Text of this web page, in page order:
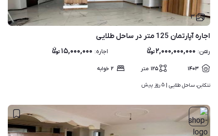
۳
اجاره آپارتمان 125 متر در ساحل طلایی
رهن: ۲,۰۰۰,۰۰۰,۰۰۰ اجاره: ۱۵,۰۰۰,۰۰۰
۱۴۰۳ ۱۲۵ متر ۲ خوابه
تنکابن، ساحل طلایی | ۵ روز پیش